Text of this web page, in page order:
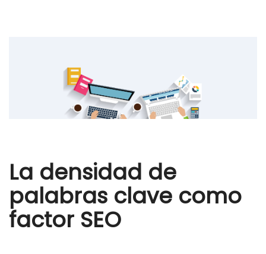
La densidad de
palabras clave como
factor SEO